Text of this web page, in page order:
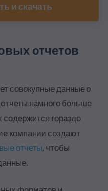
и скачать
отчетов
совокупные данные о
намного больше
содержится гораздо
компании создают
отчеты, чтобы